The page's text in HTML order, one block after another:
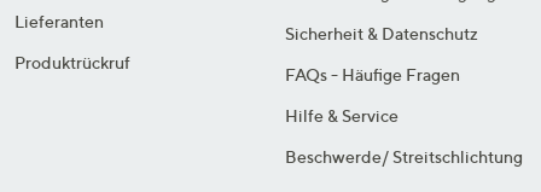
Lieferanten
Produktrückruf
Sicherheit & Datenschutz
FAQs - Häufige Fragen
Hilfe & Service
Beschwerde/ Streitschlichtung